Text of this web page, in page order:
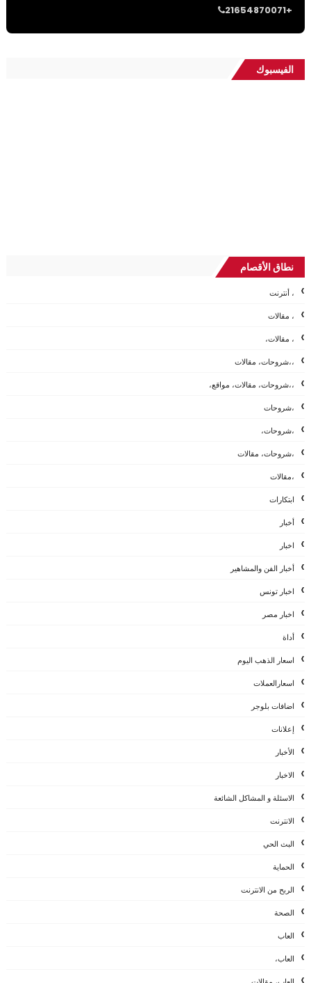
21654870071+
الفيسبوك
نطاق الأقصام
، أنترنت
، مقالات
، مقالات،
،،شروحات، مقالات
،،شروحات، مقالات، مواقع،
،شروحات
،شروحات،
،شروحات، مقالات
،مقالات
ابتكارات
أخبار
اخبار
أخبار الفن والمشاهير
اخبار تونس
اخبار مصر
أداة
اسعار الذهب اليوم
اسعارالعملات
اضافات بلوجر
إعلانات
الأخبار
الاخبار
الاسئلة و المشاكل الشائعة
الانترنت
البث الحي
الحماية
الربح من الانترنت
الصحة
العاب
العاب،